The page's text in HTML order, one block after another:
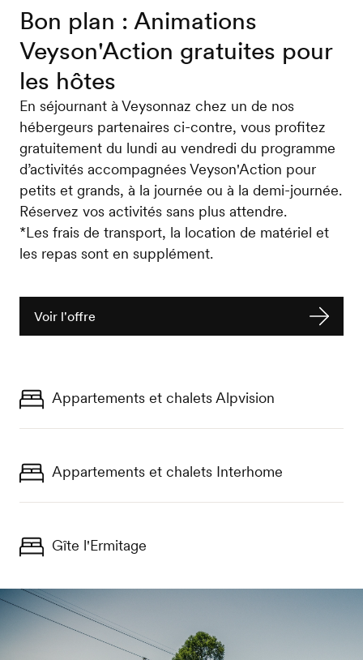
Bon plan : Animations
Veyson'Action gratuites pour
les hôtes
En séjournant à Veysonnaz chez un de nos
hébergeurs partenaires ci-contre, vous profitez
gratuitement du lundi au vendredi du programme
d’activités accompagnées Veyson'Action pour
petits et grands, à la journée ou à la demi-journée.
Réservez vos activités sans plus attendre.
*Les frais de transport, la location de matériel et
les repas sont en supplément.
Voir l'offre
Appartements et chalets Alpvision
Appartements et chalets Interhome
Gîte l'Ermitage